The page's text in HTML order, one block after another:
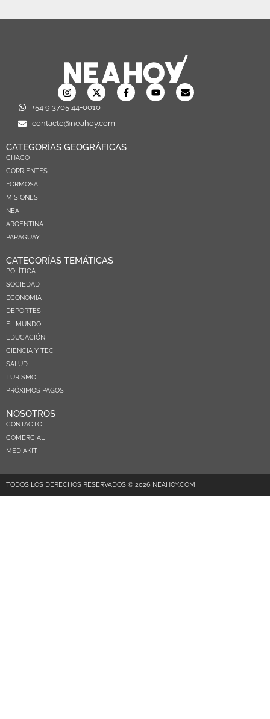
+54 9 3705 44-0010
contacto@neahoy.com
CATEGORÍAS GEOGRÁFICAS
CHACO
CORRIENTES
FORMOSA
MISIONES
NEA
ARGENTINA
PARAGUAY
CATEGORÍAS TEMÁTICAS
POLÍTICA
SOCIEDAD
ECONOMIA
DEPORTES
EL MUNDO
EDUCACIÓN
CIENCIA Y TEC
SALUD
TURISMO
PRÓXIMOS PAGOS
NOSOTROS
CONTACTO
COMERCIAL
MEDIAKIT
TODOS LOS DERECHOS RESERVADOS © 2026 NEAHOY.COM